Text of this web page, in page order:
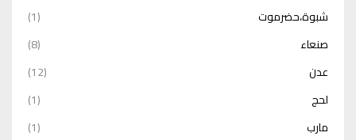
شبوة،حضرموت
(1)
صنعاء
(8)
عدن
(12)
لحج
(1)
مارب
(1)